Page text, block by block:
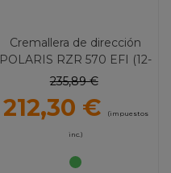
Cremallera de dirección
POLARIS RZR 570 EFI (12-
22) 1191
235,89 €
212,30 € (impuestos
inc.)